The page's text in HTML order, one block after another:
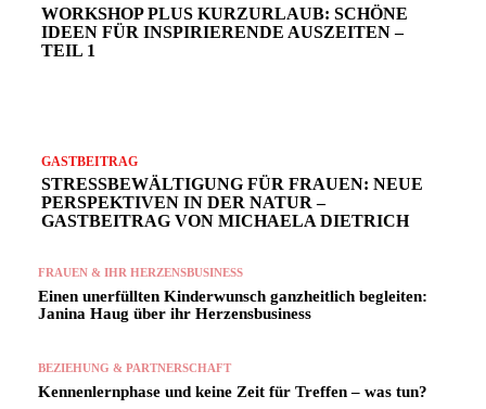
WORKSHOP PLUS KURZURLAUB: SCHÖNE
IDEEN FÜR INSPIRIERENDE AUSZEITEN –
TEIL 1
GASTBEITRAG
STRESSBEWÄLTIGUNG FÜR FRAUEN: NEUE
PERSPEKTIVEN IN DER NATUR –
GASTBEITRAG VON MICHAELA DIETRICH
FRAUEN & IHR HERZENSBUSINESS
Einen unerfüllten Kinderwunsch ganzheitlich begleiten:
Janina Haug über ihr Herzensbusiness
BEZIEHUNG & PARTNERSCHAFT
Kennenlernphase und keine Zeit für Treffen – was tun?